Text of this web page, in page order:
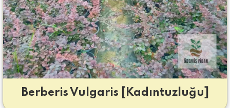
Berberis Vulgaris [Kadıntuzluğu]